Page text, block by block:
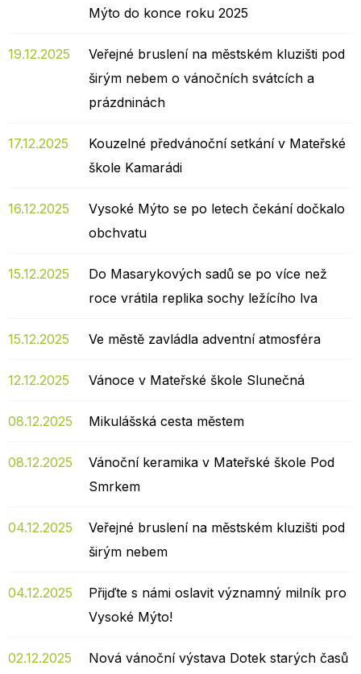
Mýto do konce roku 2025
19.12.2025
Veřejné bruslení na městském kluzišti pod
širým nebem o vánočních svátcích a
prázdninách
17.12.2025
Kouzelné předvánoční setkání v Mateřské
škole Kamarádi
16.12.2025
Vysoké Mýto se po letech čekání dočkalo
obchvatu
15.12.2025
Do Masarykových sadů se po více než
roce vrátila replika sochy ležícího lva
15.12.2025 Ve městě zavládla adventní atmosféra
12.12.2025 Vánoce v Mateřské škole Slunečná
08.12.2025 Mikulášská cesta městem
08.12.2025
Vánoční keramika v Mateřské škole Pod
Smrkem
04.12.2025
Veřejné bruslení na městském kluzišti pod
širým nebem
04.12.2025
Přijďte s námi oslavit významný milník pro
Vysoké Mýto!
02.12.2025 Nová vánoční výstava Dotek starých časů